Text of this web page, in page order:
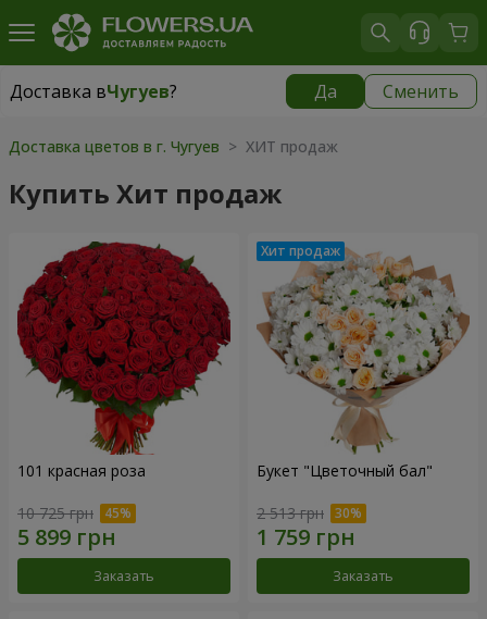
Доставка вЧугуев? Да Сменить
Доставка вЧугуев|
Доставка цветов в г. Чугуев > ХИТ продаж
Купить Хит продаж
101 красная роза
10 725 грн
Заказать
Букет "Цветочный бал"
2 513 грн
Заказать